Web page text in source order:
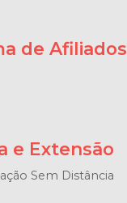
de Afiliados
e Extensão
Sem Distância